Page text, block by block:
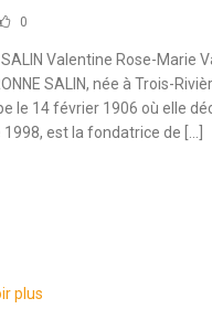
0
SALIN Valentine Rose-Marie
SALIN, née à Trois-
le 14 février 1906 où elle
est la fondatrice de [...]
plus